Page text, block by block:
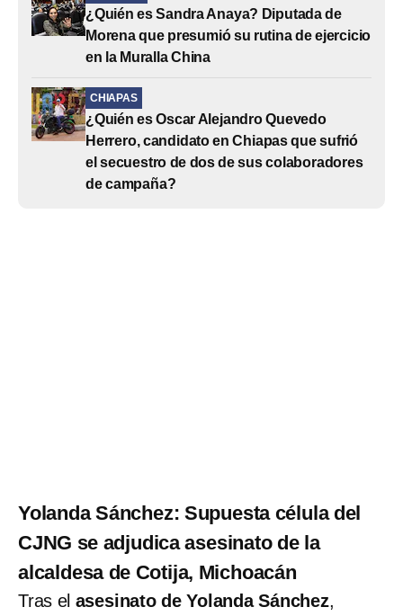
¿Quién es Sandra Anaya? Diputada de
Morena que presumió su rutina de ejercicio
en la Muralla China
CHIAPAS
¿Quién es Oscar Alejandro Quevedo
Herrero, candidato en Chiapas que sufrió
el secuestro de dos de sus colaboradores
de campaña?
Yolanda Sánchez: Supuesta célula del
CJNG se adjudica asesinato de la
alcaldesa de Cotija, Michoacán
Tras el asesinato de Yolanda Sánchez,